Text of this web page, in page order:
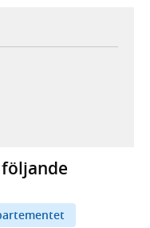
webbplats,
webbplats,